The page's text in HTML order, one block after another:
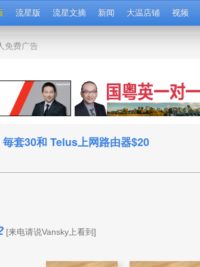
流星版 流星文摘 新闻 大温店铺 视频
免费广告
套30和 Telus上网路由器$20
[来电请说Vansky上看到]